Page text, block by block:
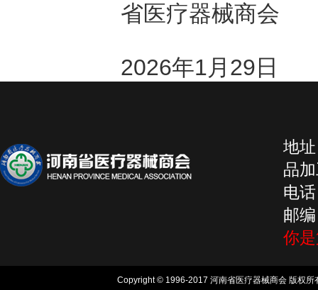
省医疗器械商会
2026年1月29日
地
品
电
邮
你
Copyright © 1996-2017 河南省医疗器械商会 版权